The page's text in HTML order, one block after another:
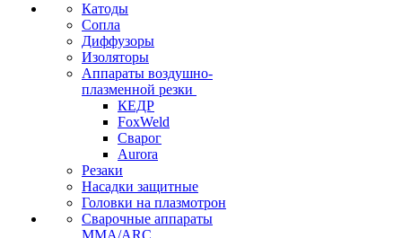
Катоды
Сопла
Диффузоры
Изоляторы
Аппараты воздушно-
плазменной резки
КЕДР
FoxWeld
Сварог
Aurora
Резаки
Насадки защитные
Головки на плазмотрон
Сварочные аппараты
MMA/ARC